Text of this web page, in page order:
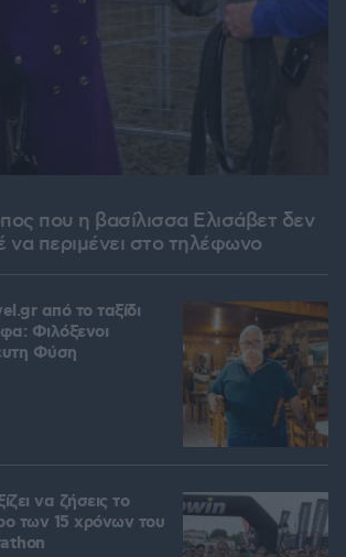
που η βασίλισσα Ελισάβετ δεν
περιμένει στο τηλέφωνο
από το ταξίδι
Φιλόξενοι
Φύση
να ζήσεις το
των 15 χρόνων του